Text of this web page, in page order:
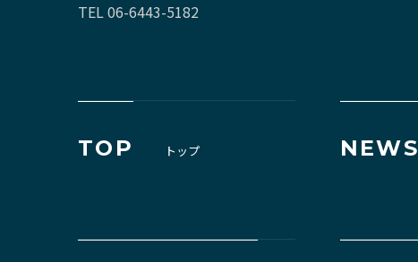
TEL 06-6443-5182
TOP トップ NEWS